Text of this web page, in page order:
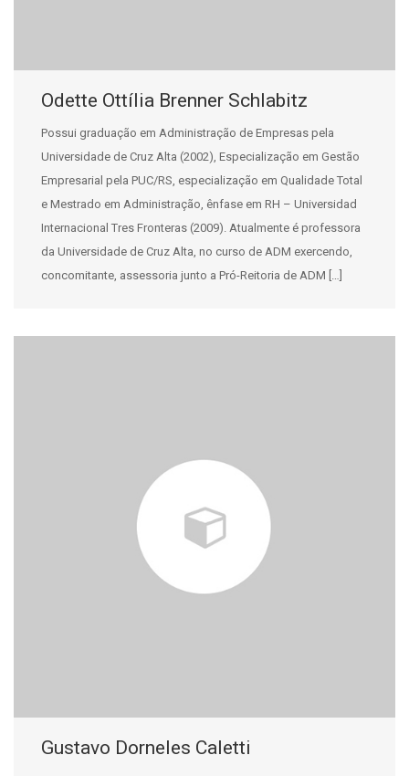
Odette Ottília Brenner Schlabitz
Possui graduação em Administração de Empresas pela
Universidade de Cruz Alta (2002), Especialização em Gestão
Empresarial pela PUC/RS, especialização em Qualidade Total
e Mestrado em Administração, ênfase em RH – Universidad
Internacional Tres Fronteras (2009). Atualmente é professora
da Universidade de Cruz Alta, no curso de ADM exercendo,
concomitante, assessoria junto a Pró-Reitoria de ADM […]
Gustavo Dorneles Caletti